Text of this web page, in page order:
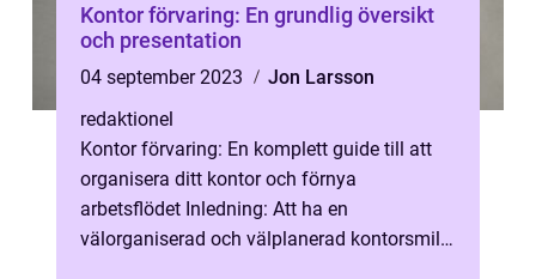
Kontor förvaring: En grundlig översikt
och presentation
04 september 2023
Jon Larsson
redaktionel
Kontor förvaring: En komplett guide till att
organisera ditt kontor och förnya
arbetsflödet Inledning: Att ha en
välorganiserad och välplanerad kontorsmiljö